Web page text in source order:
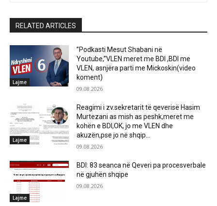
RELATED ARTICLES
Lajme
”Podkasti Mesut Shabani në
Youtube,”VLEN meret me BDI ,BDI me
VLEN, asnjëra parti me Mickoskin(video
koment)
09.08.2026
Lajme
Reagimi i zv.sekretarit të qeverisë Hasim
Murtezani as mish as peshk,meret me
kohën e BDI,OK, jo me VLEN dhe
akuzën,pse jo në shqip...
09.08.2026
Lajme
BDI: 83 seanca në Qeveri pa procesverbale
në gjuhën shqipe
09.08.2026